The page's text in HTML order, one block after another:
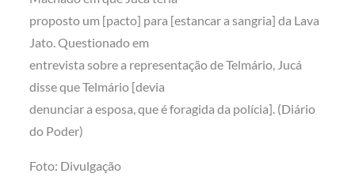
proposto um [pacto] para [estancar a sangria] da Lava
Jato. Questionado em
entrevista sobre a representação de Telmário, Jucá
disse que Telmário [devia
denunciar a esposa, que é foragida da polícia]. (Diário
do Poder)
Foto: Divulgação